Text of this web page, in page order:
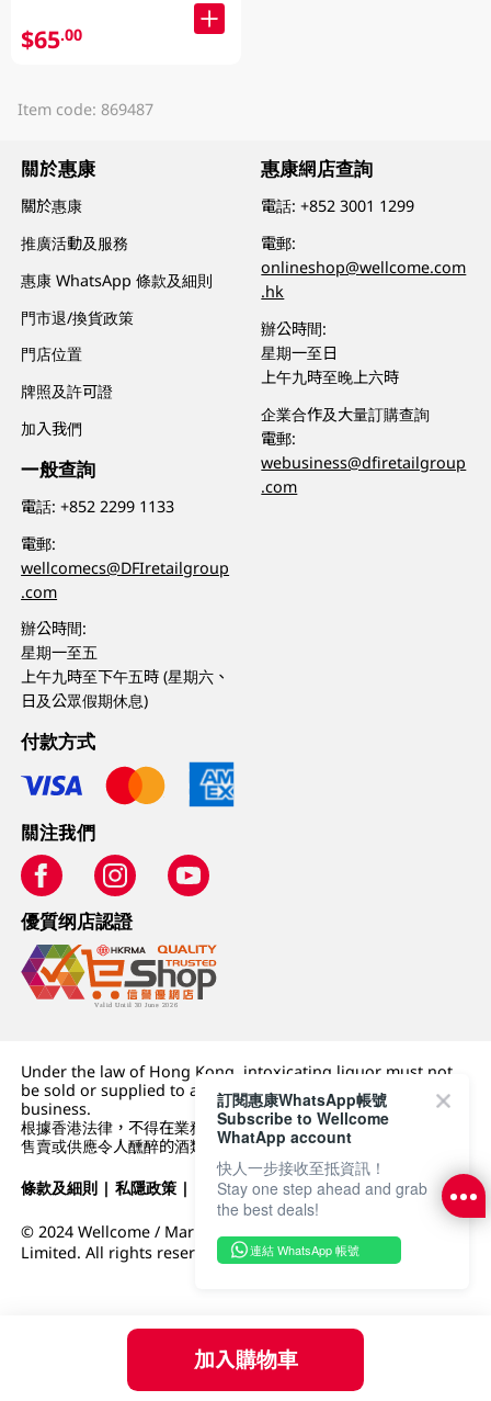
加入購物車
$65.00
Item code: 869487
關於惠康
關於惠康
推廣活動及服務
惠康 WhatsApp 條款及細則
門市退/換貨政策
門店位置
牌照及許可證
加入我們
一般查詢
電話:+852 2299 1133
電郵:
wellcomecs@DFIretailgroup
.com
辦公時間:
星期一至五
上午九時至下午五時 (星期六、
日及公眾假期休息)
惠康網店查詢
電話:+852 3001 1299
電郵:
onlineshop@wellcome.com
.hk
辦公時間:
星期一至日
上午九時至晚上六時
企業合作及大量訂購查詢
電郵:
webusiness@dfiretailgroup
.com
付款方式
關注我們
優質纲店認證
Under the law of Hong Kong, intoxicating liquor must not
be sold or supplied to a minor (under 18) in the course of
business.
根據香港法律，不得在業務過程中，向未成年人 (18 歲以下人士)
售賣或供應令人醺醉的酒類。
條款及細則 |私隱政策 | DFI零售集團
© 2024 Wellcome / Market Place. The Dairy Farm Company
Limited. All rights reserved.
訂閱惠康WhatsApp帳號
Subscribe to Wellcome
WhatApp account
快人一步接收至抵資訊！
Stay one step ahead and grab
the best deals!
連結 WhatsApp 帳號